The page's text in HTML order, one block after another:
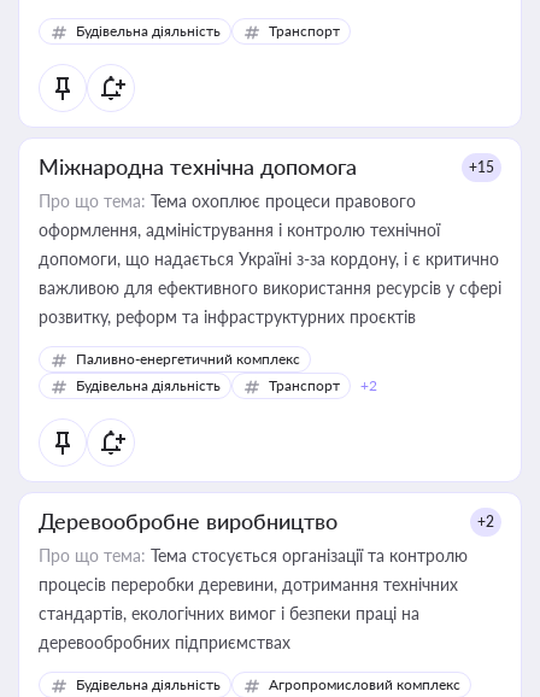
Будівельна діяльність Транспорт
Міжнародна технічна допомога +15
Про що тема: Тема охоплює процеси правового
оформлення, адміністрування і контролю технічної
допомоги, що надається Україні з-за кордону, і є критично
важливою для ефективного використання ресурсів у сфері
розвитку, реформ та інфраструктурних проєктів
Паливно-енергетичний комплекс
Будівельна діяльність
Транспорт +2
Деревообробне виробництво +2
Про що тема: Тема стосується організації та контролю
процесів переробки деревини, дотримання технічних
стандартів, екологічних вимог і безпеки праці на
деревообробних підприємствах
Будівельна діяльність Агропромисловий комплекс